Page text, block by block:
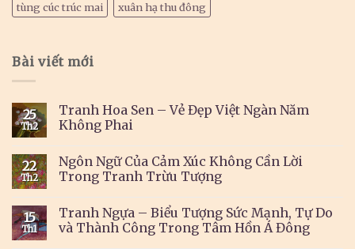
tùng cúc trúc mai
xuân hạ thu đông
Bài viết mới
25
Th2
Tranh Hoa Sen – Vẻ Đẹp Việt Ngàn Năm
Không Phai
22
Th2
Ngôn Ngữ Của Cảm Xúc Không Cần Lời
Trong Tranh Trừu Tượng
15
Th1
Tranh Ngựa – Biểu Tượng Sức Mạnh, Tự Do
và Thành Công Trong Tâm Hồn Á Đông